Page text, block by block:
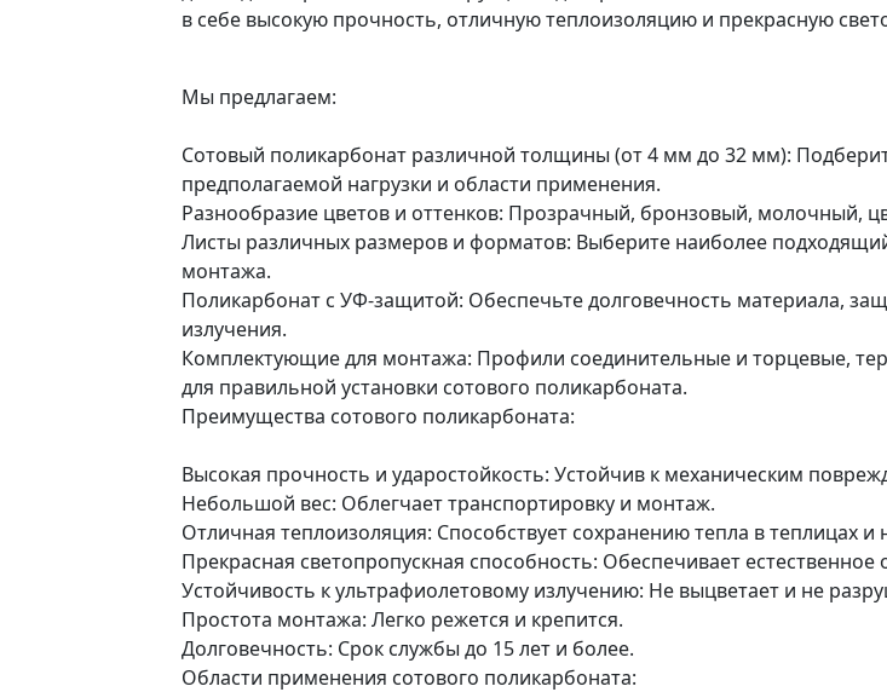
в себе высокую прочность, отличную теплоизоляцию и прекрасную
Мы предлагаем:
Сотовый поликарбонат различной толщины (от 4 мм до 32 мм):
предполагаемой нагрузки и области применения.
Разнообразие цветов и оттенков: Прозрачный, бронзовый, молочный,
Листы различных размеров и форматов: Выберите наиболее
монтажа.
Поликарбонат с УФ-защитой: Обеспечьте долговечность материала,
излучения.
Комплектующие для монтажа: Профили соединительные и торцевые,
для правильной установки сотового поликарбоната.
Преимущества сотового поликарбоната:
Высокая прочность и ударостойкость: Устойчив к механическим
Небольшой вес: Облегчает транспортировку и монтаж.
Отличная теплоизоляция: Способствует сохранению тепла в теплицах и
Прекрасная светопропускная способность: Обеспечивает естественное
Устойчивость к ультрафиолетовому излучению: Не выцветает и не
Простота монтажа: Легко режется и крепится.
Долговечность: Срок службы до 15 лет и более.
Области применения сотового поликарбоната: